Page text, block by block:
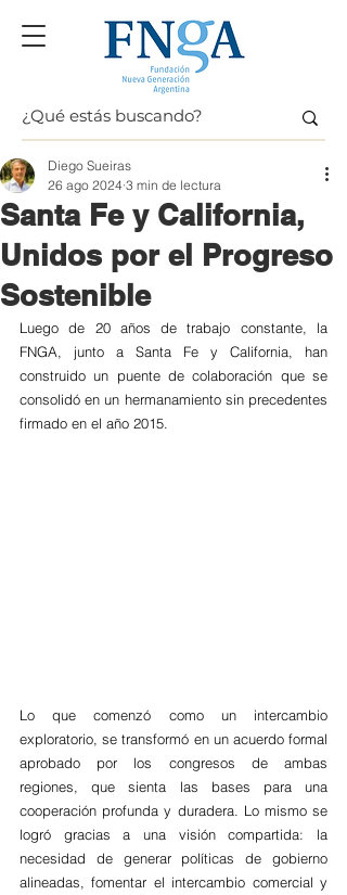
Santa Fe y California,
Unidos por el Progreso
Sostenible
Diego Sueiras
26 ago 2024 3 min de lectura
Luego de 20 años de trabajo constante, la
FNGA, junto a Santa Fe y California, han
construido un puente de colaboración que se
consolidó en un hermanamiento sin precedentes
firmado en el año 2015.
Lo que comenzó como un intercambio
exploratorio, se transformó en un acuerdo formal
aprobado por los congresos de ambas
regiones, que sienta las bases para una
cooperación profunda y duradera. Lo mismo se
logró gracias a una visión compartida: la
necesidad de generar políticas de gobierno
alineadas, fomentar el intercambio comercial y